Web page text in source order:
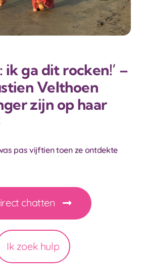
ik ga dit rocken!’ –
Velthoen
zijn op haar
pas vijftien toen ze ontdekte
chatten
Ik zoek hulp